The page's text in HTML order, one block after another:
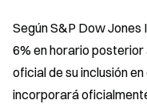
Según S&P Dow Jones
6% en horario posterior
oficial de su inclusión
incorporará